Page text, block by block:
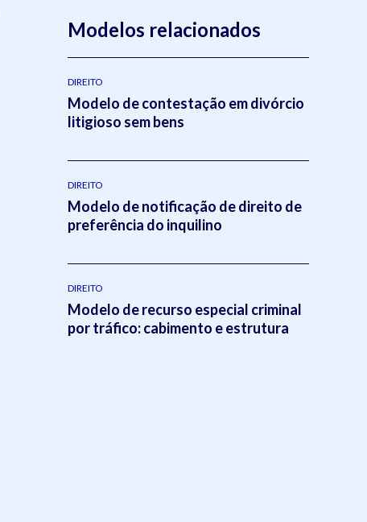
Modelos relacionados
DIREITO
Modelo de contestação em divórcio
litigioso sem bens
DIREITO
Modelo de notificação de direito de
preferência do inquilino
DIREITO
Modelo de recurso especial criminal
por tráfico: cabimento e estrutura